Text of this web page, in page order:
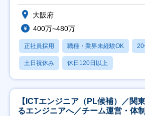
大阪府
400万~480万
正社員採用 職種・業界未経験OK 20
土日祝休み 休日120日以上
【ICTエンジニア（PL候補）／関
るエンジニアへ／チーム運営・体